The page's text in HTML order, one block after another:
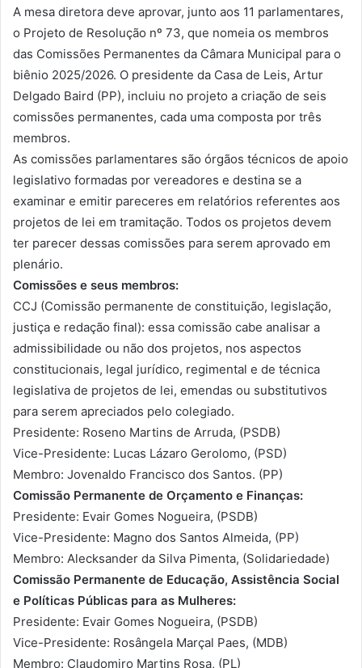
A mesa diretora deve aprovar, junto aos 11 parlamentares,
o Projeto de Resolução nº 73, que nomeia os membros
das Comissões Permanentes da Câmara Municipal para o
biênio 2025/2026. O presidente da Casa de Leis, Artur
Delgado Baird (PP), incluiu no projeto a criação de seis
comissões permanentes, cada uma composta por três
membros.
As comissões parlamentares são órgãos técnicos de apoio
legislativo formadas por vereadores e destina se a
examinar e emitir pareceres em relatórios referentes aos
projetos de lei em tramitação. Todos os projetos devem
ter parecer dessas comissões para serem aprovado em
plenário.
Comissões e seus membros:
CCJ (Comissão permanente de constituição, legislação,
justiça e redação final): essa comissão cabe analisar a
admissibilidade ou não dos projetos, nos aspectos
constitucionais, legal jurídico, regimental e de técnica
legislativa de projetos de lei, emendas ou substitutivos
para serem apreciados pelo colegiado.
Presidente: Roseno Martins de Arruda, (PSDB)
Vice-Presidente: Lucas Lázaro Gerolomo, (PSD)
Membro: Jovenaldo Francisco dos Santos. (PP)
Comissão Permanente de Orçamento e Finanças:
Presidente: Evair Gomes Nogueira, (PSDB)
Vice-Presidente: Magno dos Santos Almeida, (PP)
Membro: Alecksander da Silva Pimenta, (Solidariedade)
Comissão Permanente de Educação, Assistência Social
e Políticas Públicas para as Mulheres:
Presidente: Evair Gomes Nogueira, (PSDB)
Vice-Presidente: Rosângela Marçal Paes, (MDB)
Membro: Claudomiro Martins Rosa, (PL)